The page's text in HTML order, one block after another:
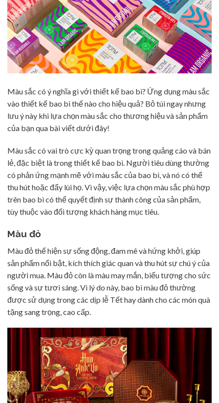
Màu sắc có ý nghĩa gì với thiết kế bao bì? Ứng dụng màu sắc
vào thiết kế bao bì thế nào cho hiệu quả? Bỏ túi ngay nhưng
lưu ý này khi lựa chọn màu sắc cho thương hiệu và sản phẩm
của bạn qua bài viết dưới đây!
Màu sắc có vai trò cực kỳ quan trọng trong quảng cáo và bán
lẻ, đặc biệt là trong thiết kế bao bì. Người tiêu dùng thường
có phản ứng mạnh mẽ với màu sắc của bao bì, và nó có thể
thu hút hoặc đẩy lùi họ. Vì vậy, việc lựa chọn màu sắc phù hợp
trên bao bì có thể quyết định sự thành công của sản phẩm,
tùy thuộc vào đối tượng khách hàng mục tiêu.
Màu đỏ
Màu đỏ thể hiện sự sống động, đam mê và hứng khởi, giúp
sản phẩm nổi bật, kích thích giác quan và thu hút sự chú ý của
người mua. Màu đỏ còn là màu may mắn, biểu tượng cho sức
sống và sự tươi sáng. Vì lý do này, bao bì màu đỏ thường
được sử dụng trong các dịp lễ Tết hay dành cho các món quà
tặng sang trọng, cao cấp.